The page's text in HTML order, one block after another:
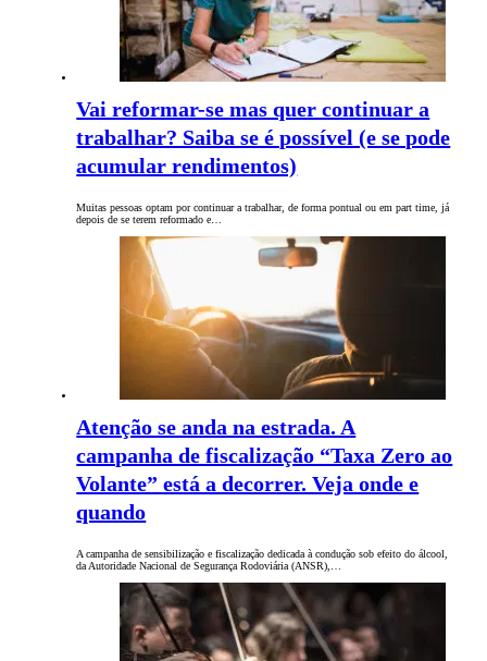
Vai reformar-se mas quer continuar a
trabalhar? Saiba se é possível (e se pode
acumular rendimentos)
Muitas pessoas optam por continuar a trabalhar, de forma pontual ou em part time, já
depois de se terem reformado e…
Atenção se anda na estrada. A
campanha de fiscalização “Taxa Zero ao
Volante” está a decorrer. Veja onde e
quando
A campanha de sensibilização e fiscalização dedicada à condução sob efeito do álcool,
da Autoridade Nacional de Segurança Rodoviária (ANSR),…